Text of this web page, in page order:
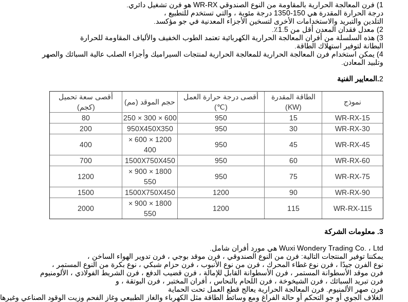
1) فرن المعالجة الحرارية بالمقاومة من النوع الصندوقي WR-RX هو فرن تشغيل دائري.
درجة الحرارة المقدرة هي 150-1350 درجة مئوية ، والتي تستخدم للتطبيع ،
التلدين والتبريد والاستخدامات الأخرى لتسخين الأجزاء المعدنية في جو مؤكسد.
2) معدل فقدان المعدن أقل من 1.5٪.
3) هذه السلسلة من أفران المعالجة الحرارية الكهربائية تعتمد الطوب الخفيف والألياف المقاومة للحرارة
البطانة لتوفير استهلاك الطاقة.
4) يمكن استخدام فرن المعالجة الحرارية للمعالجة الحرارية لمنتجات السيراميك وأجزاء الصلب عالية السبائك والصهر
وتلبيد المعادن.
2.المعايير الفنية
نموذج
الطاقة المقدرة
(KW)
أقصى درجة حرارة العمل
(℃)
حجم الموقد (مم)
أقصى سعة تحميل
(كجم)
WR-RX-15
15
950
600 × 300 × 250
80
WR-RX-30
30
950
950X450X350
200
WR-RX-45
45
950
1200 × 600 ×
400
400
WR-RX-60
60
950
1500X750X450
700
WR-RX-75
75
950
1800 × 900 ×
550
1200
WR-RX-90
90
1200
1500X750X450
1500
WR-RX-115
115
1200
1800 × 900 ×
550
2000
3. معلومات الشركة
Wuxi Wondery Trading Co. ، Ltd هي مورد أفران شامل.
يمكننا توفير المنتجات التالية: فرن من النوع الصندوقي ، فرن موقد بوجي ، فرن تدوير الهواء الساخن ،
نوع الفرن جيدًا ، فرن نوع غطاء المحرك ، فرن من نوع الأنبوب ، فرن حزام شبكي ، نوع بكرة من النوع المستمر ،
فرن موقد الأسطوانة المستمر ، فرن الأسطوانة القابل للإمالة ، فرن قضيب الدفع ، فرن الشريط الفولاذي ، الألومنيوم
فرن تبريد السبائك ، فرن الشيخوخة ، فرن اللحام بالنحاس ، أفران المختبر ، فرن البوتقة ، و
فرن صهر الألمنيوم. فرن المعالجة الحرارية يعالج قطع العمل تحت الحماية
الغلاف الجوي أو جو التحكم أو حالة الفراغ ومع وسائط الطاقة مثل الكهرباء والغاز الطبيعي وغاز الفحم وزيت الوقود الصناعي وغيرها.